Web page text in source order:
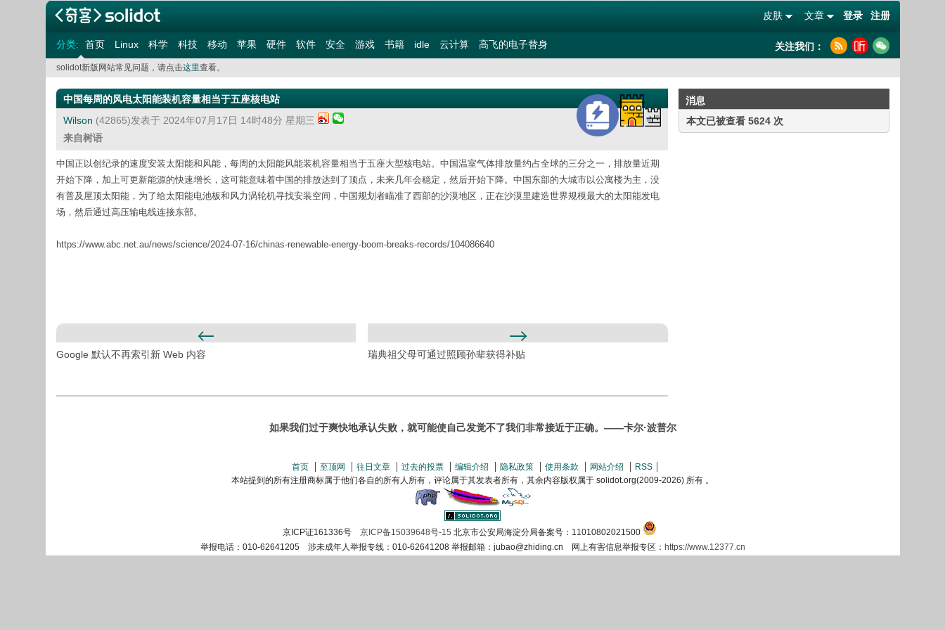
登录 注册
文章
皮肤
分类: 首页 Linux 科学 科技 移动 苹果 硬件 软件 安全 游戏 书籍 idle 云计算 高飞的电子替身 关注我们：
solidot新版网站常见问题，请点击这里查看。
消息
本文已被查看 5624 次
中国每周的风电太阳能装机容量相当于五座核电站
Wilson (42865)发表于 2024年07月17日 14时48分 星期三
来自树语
中国正以创纪录的速度安装太阳能和风能，每周的太阳能风能装机容量相当于五座大型核电站。中国温室气体排放量约占全球的三分之一，排放量近期
开始下降，加上可更新能源的快速增长，这可能意味着中国的排放达到了顶点，未来几年会稳定，然后开始下降。中国东部的大城市以公寓楼为主，没
有普及屋顶太阳能，为了给太阳能电池板和风力涡轮机寻找安装空间，中国规划者瞄准了西部的沙漠地区，正在沙漠里建造世界规模最大的太阳能发电
场，然后通过高压输电线连接东部。
https://www.abc.net.au/news/science/2024-07-16/chinas-renewable-energy-boom-breaks-records/104086640
Google 默认不再索引新 Web 内容 瑞典祖父母可通过照顾孙辈获得补贴
如果我们过于爽快地承认失败，就可能使自己发觉不了我们非常接近于正确。——卡尔·波普尔
首页 至顶网 往日文章 过去的投票 编辑介绍 隐私政策 使用条款 网站介绍
RSS
本站提到的所有注册商标属于他们各自的所有人所有，评论属于其发表者所有，其余内容版权属于 solidot.org(2009-2026) 所有 。
京ICP证161336号 京ICP备15039648号-15 北京市公安局海淀分局备案号：11010802021500
举报电话：010-62641205 涉未成年人举报专线：010-62641208 举报邮箱：jubao@zhiding.cn 网上有害信息举报专区： https://www.12377.cn